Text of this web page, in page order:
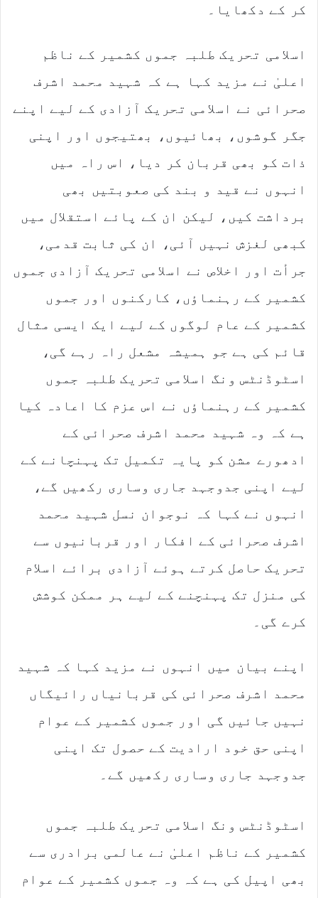
کر کے دکھایا۔
اسلامی تحریک طلبہ جموں کشمیر کے ناظم
اعلیٰ نے مزید کہا ہے کہ شہید محمد اشرف
صحرائی نے اسلامی تحریک آزادی کے لیے اپنے
جگر گوشوں، بھائیوں، بھتیجوں اور اپنی
ذات کو بھی قربان کر دیا، اس راہ میں
انہوں نے قید و بند کی صعوبتیں بھی
برداشت کیں، لیکن ان کے پائے استقلال میں
کبھی لغزش نہیں آئی، ان کی ثابت قدمی،
جرأت اور اخلاص نے اسلامی تحریک آزادی جموں
کشمیر کے رہنماؤں، کارکنوں اور جموں
کشمیر کے عام لوگوں کے لیے ایک ایسی مثال
قائم کی ہے جو ہمیشہ مشعل راہ رہے گی،
اسٹوڈنٹس ونگ اسلامی تحریک طلبہ جموں
کشمیر کے رہنماؤں نے اس عزم کا اعادہ کیا
ہے کہ وہ شہید محمد اشرف صحرائی کے
ادھورے مشن کو پایہ تکمیل تک پہنچانے کے
لیے اپنی جدوجہد جاری وساری رکھیں گے،
انہوں نے کہا کہ نوجوان نسل شہید محمد
اشرف صحرائی کے افکار اور قربانیوں سے
تحریک حاصل کرتے ہوئے آزادی برائے اسلام
کی منزل تک پہنچنے کے لیے ہر ممکن کوشش
کرے گی۔
اپنے بیان میں انہوں نے مزید کہا کہ شہید
محمد اشرف صحرائی کی قربانیاں رائیگاں
نہیں جائیں گی اور جموں کشمیر کے عوام
اپنی حق خود ارادیت کے حصول تک اپنی
جدوجہد جاری وساری رکھیں گے۔
اسٹوڈنٹس ونگ اسلامی تحریک طلبہ جموں
کشمیر کے ناظم اعلیٰ نے عالمی برادری سے
بھی اپیل کی ہے کہ وہ جموں کشمیر کے عوام